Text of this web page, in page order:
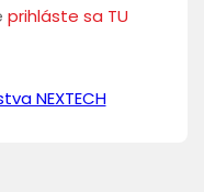
prihláste sa TU
NEXTECH